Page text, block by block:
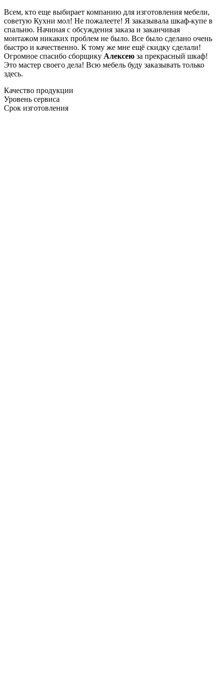
Всем, кто еще выбирает компанию для изготовления мебели,
советую Кухни мол! Не пожалеете! Я заказывала шкаф-купе в
спальню. Начиная с обсуждения заказа и заканчивая
монтажом никаких проблем не было. Все было сделано очень
быстро и качественно. К тому же мне ещё скидку сделали!
Огромное спасибо сборщику Алексею за прекрасный шкаф!
Это мастер своего дела! Всю мебель буду заказывать только
здесь.
Качество продукции
Уровень сервиса
Срок изготовления